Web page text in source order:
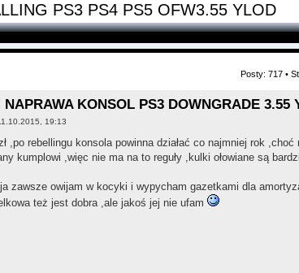
PS3 PS4 PS5 OFW3.55 YLOD
Posty: 717 •
KONSOL PS3 DOWNGRADE 3.55
19:13
,po rebellingu konsola powinna działać co najmniej rok ,choć
kumplowi ,więc nie ma na to reguły ,kulki ołowiane są
zawsze owijam w kocyki i wypycham gazetkami dla
też jest dobra ,ale jakoś jej nie ufam